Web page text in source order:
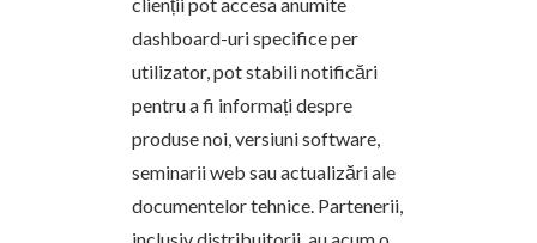
dashboard-uri specifice per
utilizator, pot stabili notificări
pentru a fi informați despre
produse noi, versiuni software,
seminarii web sau actualizări ale
documentelor tehnice. Partenerii,